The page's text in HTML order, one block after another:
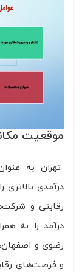
موقعیت
تهران به
درآمدی بالاتری
رقابتی و
درآمد را به
رضوی و
و فرصت‌های